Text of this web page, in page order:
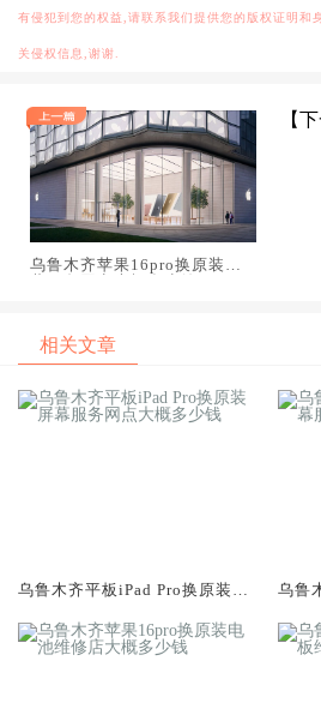
有侵犯到您的权益,请联系我们提供您的版权证明和
关侵权信息,谢谢.
乌鲁木齐苹果16pro换原装屏
【
相关文章
乌鲁木齐平板iPad Pro换原装屏
乌鲁